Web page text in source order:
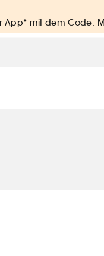
App* mit dem Code: